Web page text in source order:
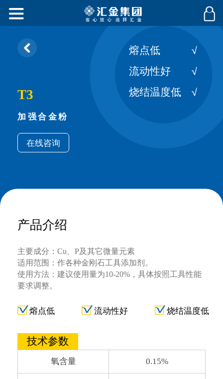
T3
加强合金粉
在线咨询
熔点低
流动性好
烧结温度低
产品介绍
主要成分：Cu、P及其它微量元素
适用范围：作各种金刚石工具添加剂。
使用方法：建议使用量为10-20%，具体按照工具性能
要求调整。
熔点低 流动性好 烧结温度低
技术参数
氧含量 0.15%